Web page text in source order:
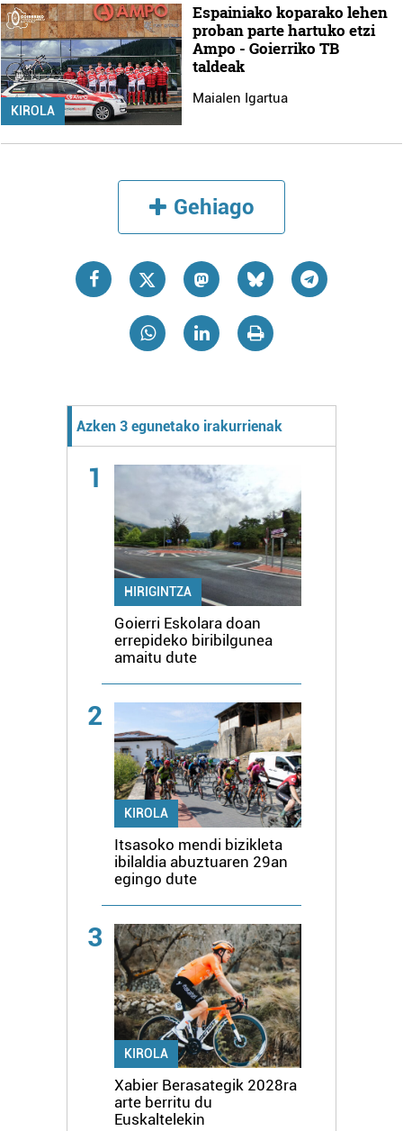
KIROLA
Espainiako koparako lehen
proban parte hartuko etzi
Ampo - Goierriko TB
taldeak
Maialen Igartua
Gehiago
Azken 3 egunetako irakurrienak
1
HIRIGINTZA
Goierri Eskolara doan
errepideko biribilgunea
amaitu dute
2
KIROLA
Itsasoko mendi bizikleta
ibilaldia abuztuaren 29an
egingo dute
3
KIROLA
Xabier Berasategik 2028ra
arte berritu du
Euskaltelekin